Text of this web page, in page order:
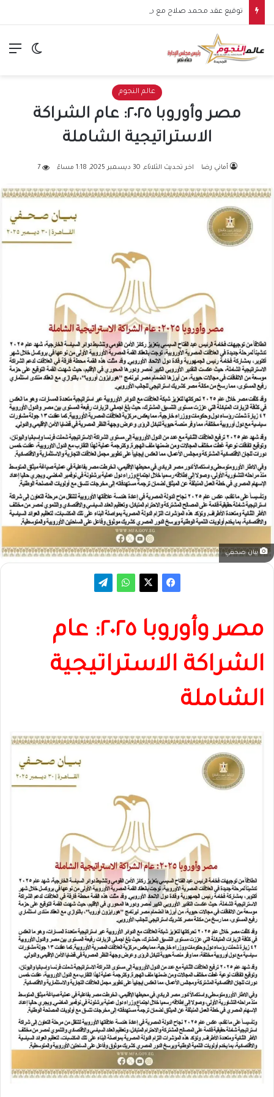
الوضع
عالم النجوم
مصر وأوروبا ٢٠٢٥: عام الشراكة
الاستراتيجية الشاملة
أماني رضا اخر تحديث الثلاثاء, 30 ديسمبر 2025, 1:18 مساءً 7
بيان صحفي
مصر وأوروبا ٢٠٢٥: عام
الشراكة الاستراتيجية
الشاملة